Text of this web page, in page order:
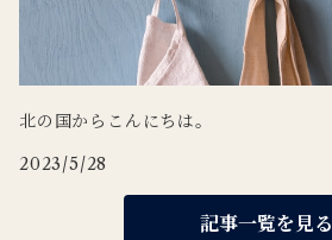
北の国からこんにちは。
2023/5/28
記事一覧を見る